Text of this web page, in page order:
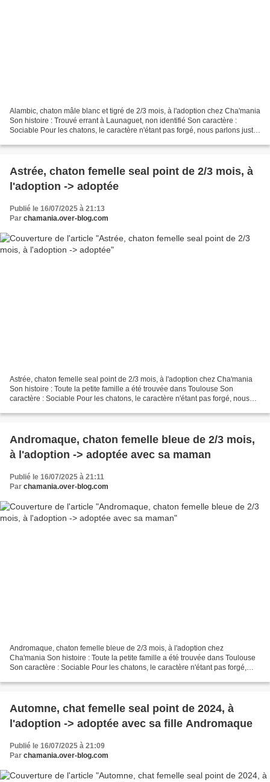
Alambic, chaton mâle blanc et tigré de 2/3 mois, à l'adoption chez Cha'mania
Son histoire : Trouvé errant à Launaguet, non identifié Son caractère :
Sociable Pour les chatons, le caractère n'étant pas forgé, nous parlons juste
Astrée, chaton femelle seal point de 2/3 mois, à
l'adoption -> adoptée
Publié le 16/07/2025 à 21:13
Par chamania.over-blog.com
Astrée, chaton femelle seal point de 2/3 mois, à l'adoption chez Cha'mania
Son histoire : Toute la petite famille a été trouvée dans Toulouse Son
caractère : Sociable Pour les chatons, le caractère n'étant pas forgé, nous
Andromaque, chaton femelle bleue de 2/3 mois,
à l'adoption -> adoptée avec sa maman
Publié le 16/07/2025 à 21:11
Par chamania.over-blog.com
Andromaque, chaton femelle bleue de 2/3 mois, à l'adoption chez
Cha'mania Son histoire : Toute la petite famille a été trouvée dans Toulouse
Son caractère : Sociable Pour les chatons, le caractère n'étant pas forgé,
Automne, chat femelle seal point de 2024, à
l'adoption -> adoptée avec sa fille Andromaque
Publié le 16/07/2025 à 21:09
Par chamania.over-blog.com